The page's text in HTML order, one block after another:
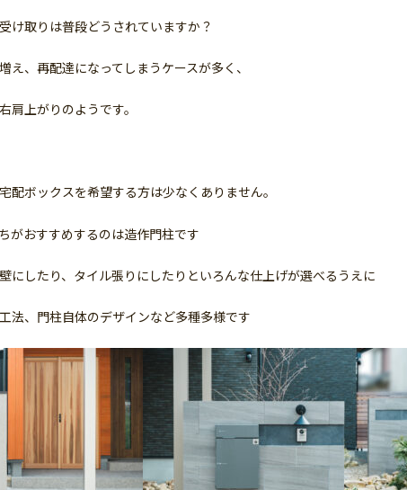
け取りは普段どうされていますか？
え、再配達になってしまうケースが多く、
肩上がりのようです。
配ボックスを希望する方は少なくありません。
がおすすめするのは造作門柱です
にしたり、タイル張りにしたりといろんな仕上げが選べるうえに
法、門柱自体のデザインなど多種多様です